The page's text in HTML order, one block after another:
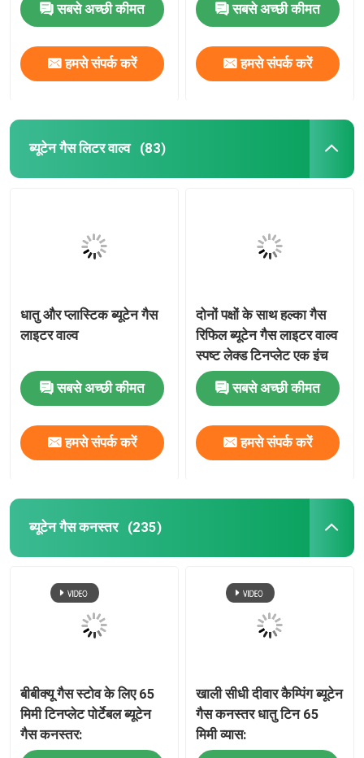
सबसे अच्छी कीमत
हमसे संपर्क करें
सबसे अच्छी कीमत
हमसे संपर्क करें
ब्यूटेन गैस लिटर वाल्व (83)
धातु और प्लास्टिक ब्यूटेन गैस
लाइटर वाल्व
सबसे अच्छी कीमत
हमसे संपर्क करें
दोनों पक्षों के साथ हल्का गैस
रिफिल ब्यूटेन गैस लाइटर वाल्व
स्पष्ट लेक्ड टिनप्लेट एक इंच
सबसे अच्छी कीमत
हमसे संपर्क करें
ब्यूटेन गैस कनस्तर (235)
बीबीक्यू गैस स्टोव के लिए 65
मिमी टिनप्लेट पोर्टेबल ब्यूटेन
गैस कनस्तर:
खाली सीधी दीवार कैम्पिंग ब्यूटेन
गैस कनस्तर धातु टिन 65
मिमी व्यास: